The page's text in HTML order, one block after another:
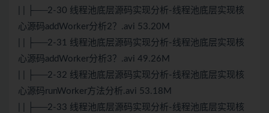
| | ├──2-30 线程池底层源码实现分析-线程池底层实现核
心源码addWorker分析2？.avi 53.20M
| | ├──2-31 线程池底层源码实现分析-线程池底层实现核
心源码addWorker分析3？.avi 49.26M
| | ├──2-32 线程池底层源码实现分析-线程池底层实现核
心源码runWorker方法分析.avi 53.18M
| | ├──2-33 线程池底层源码实现分析-线程池底层实现核